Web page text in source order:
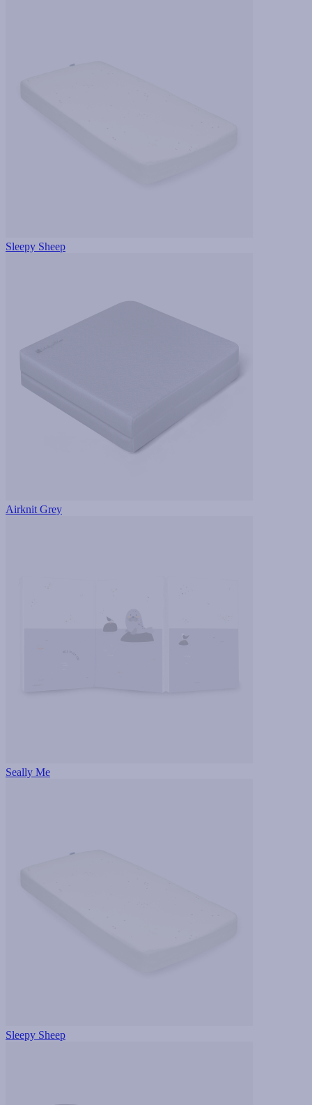
Sleepy Sheep
Airknit Grey
Seally Me
Sleepy Sheep